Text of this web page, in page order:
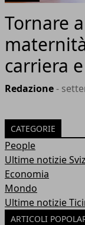
Tornare
carriera
Redazione-
CATEGORIE
People
Ultime notizie
Economia
Mondo
Ultime notizie
ARTICOLI